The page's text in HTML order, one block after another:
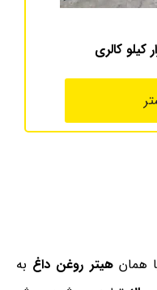
همانهیتر روغن داغ به